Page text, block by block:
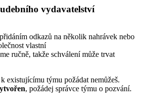
vydavatelství
odkazů na několik nahrávek nebo
vlastní
ručně, takže schválení může trvat
existujícímu týmu požádat nemůžeš.
, požádej správce týmu o pozvání.